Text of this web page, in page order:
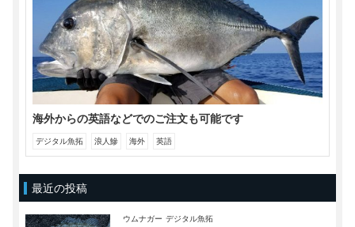
海外からの英語などでのご注文も可能です
デジタル魚拓 浪人鰺 海外 英語
最近の投稿
ウムナガー デジタル魚拓